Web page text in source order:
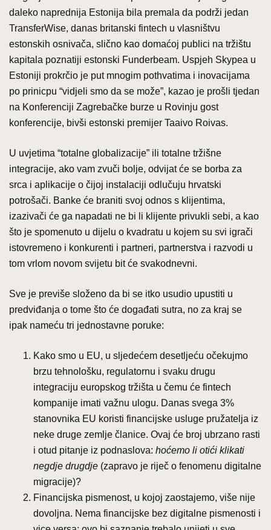
daleko naprednija Estonija bila premala da podrži jedan
TransferWise, danas britanski fintech u vlasništvu
estonskih osnivača, slično kao domaćoj publici na tržištu
kapitala poznatiji estonski Funderbeam. Uspjeh Skypea u
Estoniji prokrčio je put mnogim pothvatima i inovacijama
po prinicpu “vidjeli smo da se može”, kazao je prošli tjedan
na Konferenciji Zagrebačke burze u Rovinju gost
konferencije, bivši estonski premijer Taaivo Roivas.
U uvjetima “totalne globalizacije” ili totalne tržišne
integracije, ako vam zvuči bolje, odvijat će se borba za
srca i aplikacije o čijoj instalaciji odlučuju hrvatski
potrošači. Banke će braniti svoj odnos s klijentima,
izazivači će ga napadati ne bi li klijente privukli sebi, a kao
što je spomenuto u dijelu o kvadratu u kojem su svi igrači
istovremeno i konkurenti i partneri, partnerstva i razvodi u
tom vrlom novom svijetu bit će svakodnevni.
Sve je previše složeno da bi se itko usudio upustiti u
predviđanja o tome što će događati sutra, no za kraj se
ipak nameću tri jednostavne poruke:
Kako smo u EU, u sljedećem desetljeću očekujmo
brzu tehnološku, regulatornu i svaku drugu
integraciju europskog tržišta u čemu će fintech
kompanije imati važnu ulogu. Danas svega 3%
stanovnika EU koristi financijske usluge pružatelja iz
neke druge zemlje članice. Ovaj će broj ubrzano rasti
i otud pitanje iz podnaslova: hoćemo li otići klikati
negdje drugdje (zapravo je riječ o fenomenu digitalne
migracije)?
Financijska pismenost, u kojoj zaostajemo, više nije
dovoljna. Nema financijske bez digitalne pismenosti i